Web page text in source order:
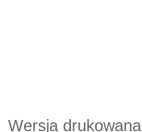
Wersja drukowana